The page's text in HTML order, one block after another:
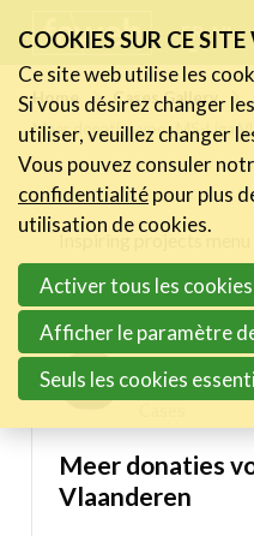
links
Jump
to
navigation
Jump
main
content
FR NL
Home Cases Gallery
Meer donaties voor MS-Liga
Digital Champs Cases
The Digitals
01/02/2023
Meer donaties
Vlaanderen
Le
A
COOKIES SUR CE SITE
Ce site web utilise les
Si vous désirez changer
utiliser, veuillez changer
Vous pouvez consuler
confidentialitépour plus
utilisation de cookies.
Activer tous les cookies
Afficher le paramètre
Seuls les cookies